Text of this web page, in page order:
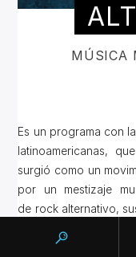
MÚSICA
Es un programa con
latinoamericanas,
surgió como un
por un mestizaje
de rock alternativo,
Escucha